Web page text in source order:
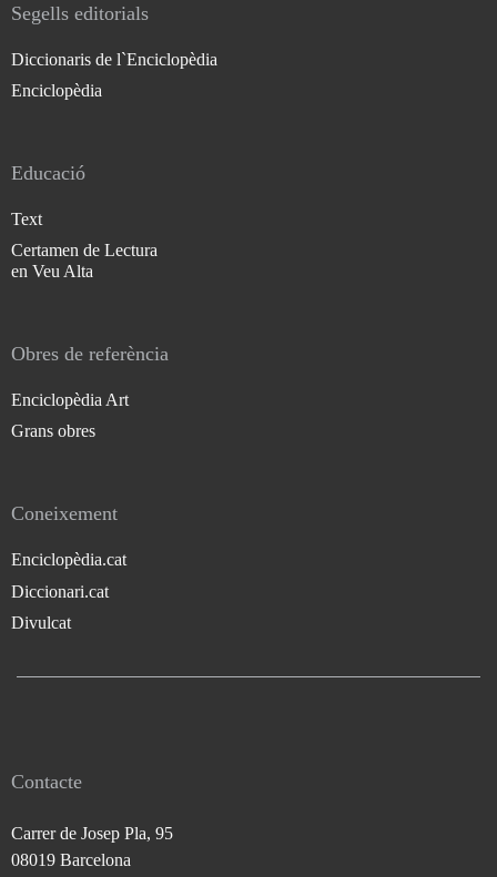
Segells editorials
Diccionaris de l`Enciclopèdia
Enciclopèdia
Educació
Text
Certamen de Lectura
en Veu Alta
Obres de referència
Enciclopèdia Art
Grans obres
Coneixement
Enciclopèdia.cat
Diccionari.cat
Divulcat
Contacte
Carrer de Josep Pla, 95
08019 Barcelona